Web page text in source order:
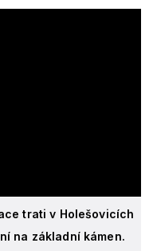
trati v Holešovicích
na základní kámen.